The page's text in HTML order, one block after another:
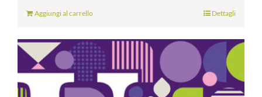
Aggiungi al carrello Dettagli